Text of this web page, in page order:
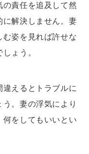
の責任を追及して然
に解決しません。妻
む姿を見れば許せな
ょう。
えるとトラブルに
。妻の浮気により
何をしてもいいとい